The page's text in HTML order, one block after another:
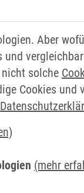
die Abwärme
Eine
bestehen
Aber
nicht solche
Cookies
(mehr